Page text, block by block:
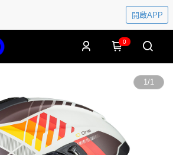
開啟APP
0
1/1